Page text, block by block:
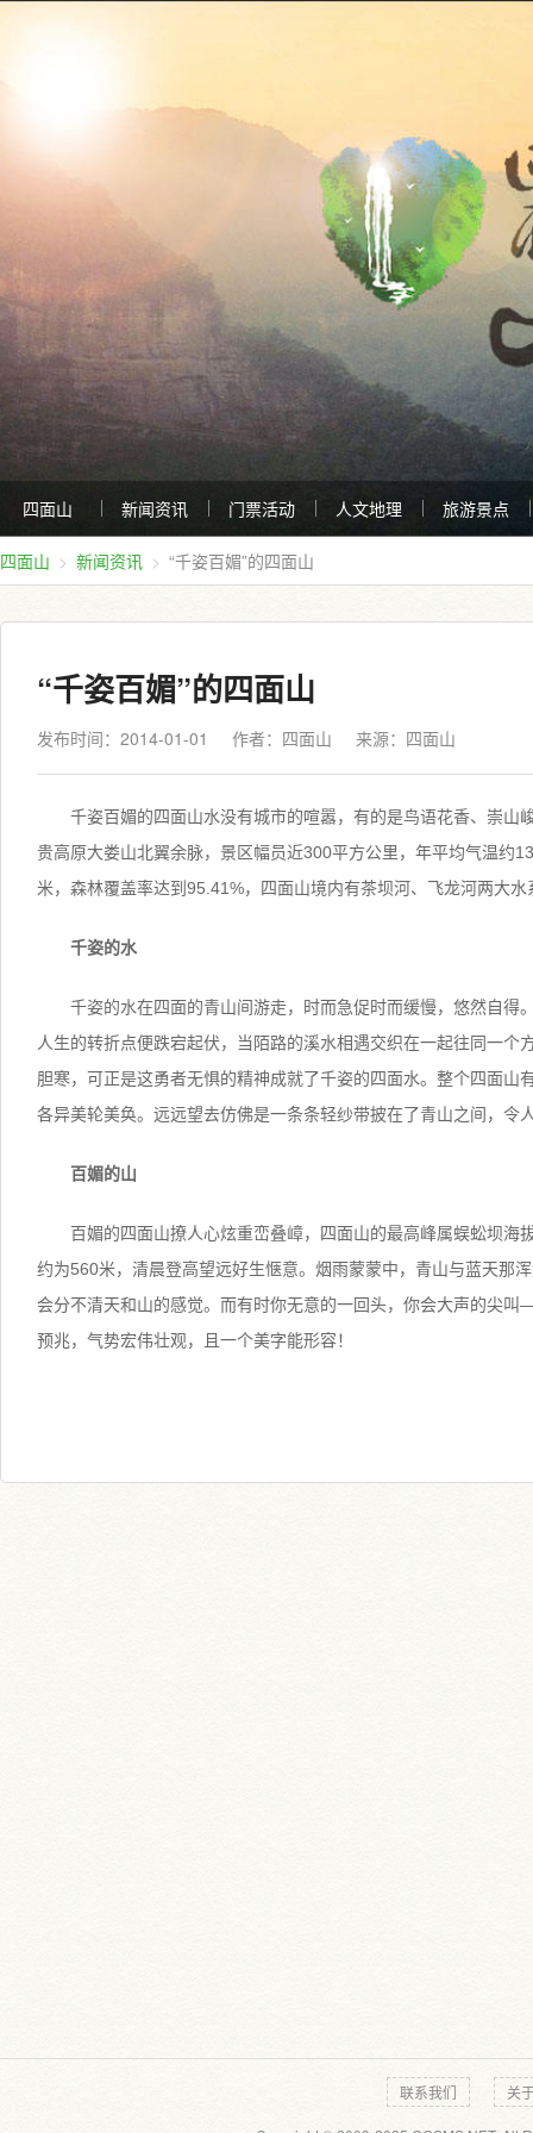
四面山 新闻资讯 门票活动 人文地理 旅游景点
四面山 新闻资讯 “千姿百媚”的四面山
“千姿百媚”的四面山
发布时间：2014-01-01 作者：四面山 来源： 四面山
千姿百媚的四面山水没有城市的喧嚣，有的是鸟语花香、崇山
贵高原大娄山北翼余脉，景区幅员近300平方公里，年平均气温约
米，森林覆盖率达到95.41%，四面山境内有茶坝河、飞龙河两大
千姿的水
千姿的水在四面的青山间游走，时而急促时而缓慢，悠然自得
人生的转折点便跌宕起伏，当陌路的溪水相遇交织在一起往同一个
胆寒，可正是这勇者无惧的精神成就了千姿的四面水。整个四面山
各异美轮美奂。远远望去仿佛是一条条轻纱带披在了青山之间，令
百媚的山
百媚的四面山撩人心炫重峦叠嶂，四面山的最高峰属蜈蚣坝海
约为560米，清晨登高望远好生惬意。烟雨蒙蒙中，青山与蓝天那
会分不清天和山的感觉。而有时你无意的一回头，你会大声的尖
预兆，气势宏伟壮观，且一个美字能形容！
联系我们 关